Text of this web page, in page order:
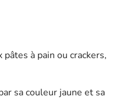
à pain ou crackers,
sa couleur jaune et sa